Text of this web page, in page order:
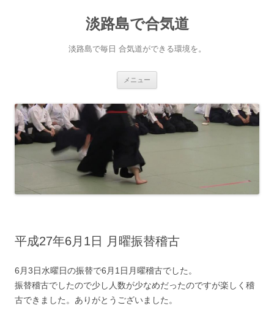
淡路島で合気道
淡路島で毎日 合気道ができる環境を。
メニュー
平成27年6月1日 月曜振替稽古
6月3日水曜日の振替で6月1日月曜稽古でした。
振替稽古でしたので少し人数が少なめだったのですが楽しく稽
古できました。ありがとうございました。